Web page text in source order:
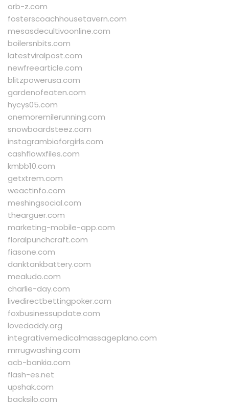
orb-z.com
fosterscoachhousetavern.com
mesasdecultivoonline.com
boilersnbits.com
latestviralpost.com
newfreearticle.com
blitzpowerusa.com
gardenofeaten.com
hycys05.com
onemoremilerunning.com
snowboardsteez.com
instagrambioforgirls.com
cashflowxfiles.com
kmbb10.com
getxtrem.com
weactinfo.com
meshingsocial.com
thearguer.com
marketing-mobile-app.com
floralpunchcraft.com
fiasone.com
danktankbattery.com
mealudo.com
charlie-day.com
livedirectbettingpoker.com
foxbusinessupdate.com
lovedaddy.org
integrativemedicalmassageplano.com
mrrugwashing.com
acb-bankia.com
flash-es.net
upshak.com
backsilo.com